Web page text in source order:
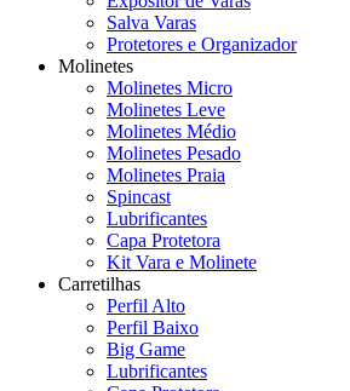
Salva Varas
Protetores e Organizador
Molinetes
Molinetes Micro
Molinetes Leve
Molinetes Médio
Molinetes Pesado
Molinetes Praia
Spincast
Lubrificantes
Capa Protetora
Kit Vara e Molinete
Carretilhas
Perfil Alto
Perfil Baixo
Big Game
Lubrificantes